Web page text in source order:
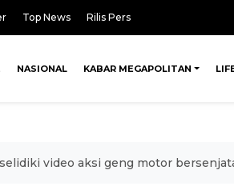
Top News Rilis Pers
NASIONAL KABAR MEGAPOLITAN
video aksi geng motor